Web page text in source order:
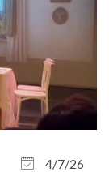
4/7/26